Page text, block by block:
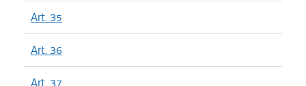
Art. 35
Art. 36
Art. 37